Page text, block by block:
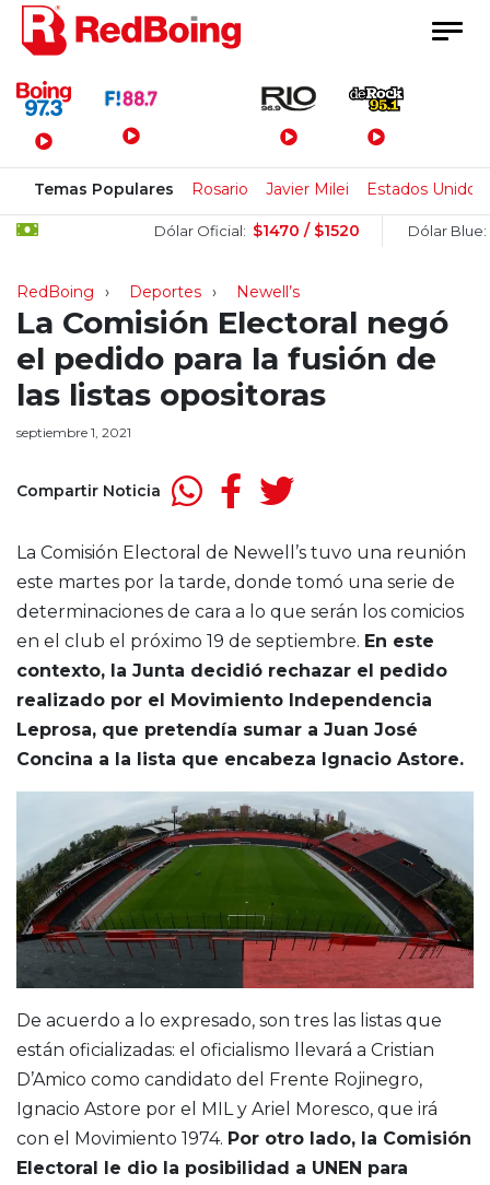
Menú Principal
Temas Populares Rosario Javier Milei Estados Unidos
Dólar Oficial: $1470 / $1520 Dólar Blue:
RedBoing Deportes Newell’s
La Comisión Electoral negó
el pedido para la fusión de
las listas opositoras
septiembre 1, 2021
Compartir Noticia
La Comisión Electoral de Newell’s tuvo una reunión
este martes por la tarde, donde tomó una serie de
determinaciones de cara a lo que serán los comicios
en el club el próximo 19 de septiembre. En este
contexto, la Junta decidió rechazar el pedido
realizado por el Movimiento Independencia
Leprosa, que pretendía sumar a Juan José
Concina a la lista que encabeza Ignacio Astore.
De acuerdo a lo expresado, son tres las listas que
están oficializadas: el oficialismo llevará a Cristian
D’Amico como candidato del Frente Rojinegro,
Ignacio Astore por el MIL y Ariel Moresco, que irá
con el Movimiento 1974. Por otro lado, la Comisión
Electoral le dio la posibilidad a UNEN para